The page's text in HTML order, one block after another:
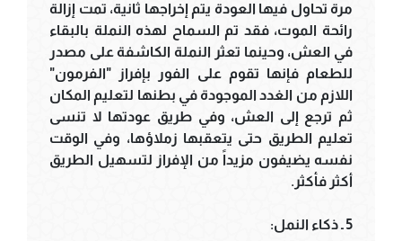
مرة تحاول فيها العودة يتم إخراجها ثانية، تمت إزالة
رائحة الموت، فقد تم السماح لهذه النملة بالبقاء
في العش، وحينما تعثر النملة الكاشفة على مصدر
للطعام فإنها تقوم على الفور بإفراز "الفرمون"
اللازم من الغدد الموجودة في بطنها لتعليم المكان
ثم ترجع إلى العش، وفي طريق عودتها لا تنسى
تعليم الطريق حتى يتعقبها زملاؤها، وفي الوقت
نفسه يضيفون مزيداً من الإفراز لتسهيل الطريق
أكثر فأكثر.
5 ـ ذكاء النمل: